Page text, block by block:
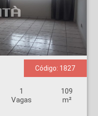
Código: 1827
1
Vagas
109
m²